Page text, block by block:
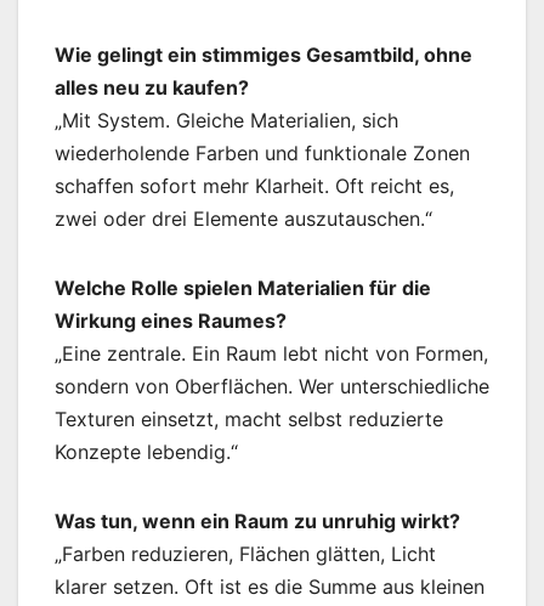
Wie gelingt ein stimmiges Gesamtbild, ohne
alles neu zu kaufen?
„Mit System. Gleiche Materialien, sich
wiederholende Farben und funktionale Zonen
schaffen sofort mehr Klarheit. Oft reicht es,
zwei oder drei Elemente auszutauschen.“
Welche Rolle spielen Materialien für die
Wirkung eines Raumes?
„Eine zentrale. Ein Raum lebt nicht von Formen,
sondern von Oberflächen. Wer unterschiedliche
Texturen einsetzt, macht selbst reduzierte
Konzepte lebendig.“
Was tun, wenn ein Raum zu unruhig wirkt?
„Farben reduzieren, Flächen glätten, Licht
klarer setzen. Oft ist es die Summe aus kleinen